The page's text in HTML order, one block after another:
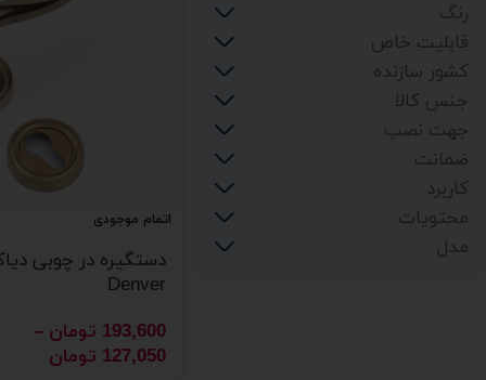
Diako
HTN
ALOCK
رنگ
زیتونی
سیلور
طلایی
طوسی
کافی
مشکی
نوک مدادی
آبی
قابلیت خاص
چپ بازشو
راست بازشو
کشور سازنده
ایران
جنس کالا
زاماک
جهت نصب
چپ بازشو
راست بازشو
ضمانت
5 سال
کاربرد
درب اتاق خواب
درب سرویس بهداشتی
محتویات
2 جفت در هر پک
مدل
اتمام موجودی
دستگیره در چوبی
Denver
193,600 تومان –
127,050 تومان